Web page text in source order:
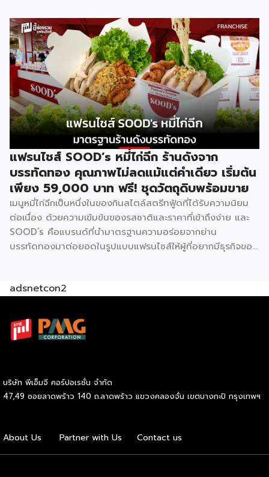
GMF คือการลงทุนที่ไม่สูง ไม่ต้องกังวลเรื่องการคิดสูตรอาหาร
เพราะทุกอย่างมีมาตรฐานจากฟาร์มเฮ้าส์รองรับอยู่แล้ว เหมาะกับ
ผู้ที่อยากมีธุรกิจของตัวเองแต่ไม่มีพื้นฐานด้านการทำอาหาร รู้จัก
Good Morning Farmhouse ก่อนตัดสินใจ Good Morning
Farmhouse เป็นโครงการแฟรนไชส์ภายใต้บริษัทฟาร์มเฮ้าส์ ที่
เปิดโอกาสให้ผู้สนใจมีธุรกิจเป็นของตัวเอง ประกอบการได้ในเวลา
สั้นๆ โดยผู้ร่วมค้าจะได้รับสิทธิ์พิเศษในการซื้อส่วนผสมแซนด์วิช
สูตรเฉพาะจากฟาร์มเฮ้าส์โดยตรง พร้อมการสนับสนุนด้าน
อุปกรณ์ วัตถุดิบ และการอบรมทักษะการทำแซนด์วิชอย่างถูกวิธี
ตามหลักสุขาภิบาลและอนามัย เมนูของแบรนด์มีให้เลือกถึง 8 ไส้
ได้แก่ แซนด์วิชโฮลวีตไส้แฮมหมูหยอง ไส้แฮม ไส้ปูอัด ไส้ไข่ดาว
หมูหยองพริกเผา ไส้เทสตี้แฮม ไส้ทูน่าหมูหยอง ไส้ทูน่า และไส้
หมูหยองพริกเผา ครอบคลุมทั้งรสชาติคลาสสิกและรสชาติที่คน
ไทยคุ้นเคย ปรัชญาสำคัญที่ผู้ร่วมค้าต้องยึดถือคือ “แซนด์วิชมี
คุณภาพ ใหม่ สด สะอาด อร่อย” ภายใต้มาตรฐานของฟาร์มเฮ้าส์
ปัจจุบัน GMF ได้รับความนิยมกระจายอยู่ทั่วกรุงเทพฯ และ
ปริมณฑล […]
แฟรนไชส์ SOOD’s หมี่ไก่ฉีก ร้านดังจาก
บรรทัดทอง คุณภาพไม่ลดแม้แต่คำเดียว เริ่มต้น
เพียง 59,000 บาท ฟรี! ชุดวัตถุดิบพร้อมขาย
เมนูหมี่ไก่ฉีกเป็นหนึ่งในของกินสไตล์สตรีทฟู้ดที่ได้รับความนิยม
ต่อเนื่อง ด้วยความเข้มข้นของรสชาติและราคาที่เข้าถึงง่าย และ
SOOD’s คือแบรนด์ที่นำมาตรฐานความอร่อยจากย่าน
บรรทัดทองมาต่อยอดในรูปแบบแฟรนไชส์ให้ผู้ที่อยากมีธุรกิจของ
ทางการ เริ่มต้นเพียง 59,000 บาท ก็สามารถเปิดขายได้ทันที
ก่อนตัดสินใจ จุดขายหลักของ SOOD’s คือความอร่อยแบบต้น
ตำรับ มาตรฐานเดียวกับร้านดังจากบรรทัดทอง แต่นำมาปรับให้
กล่องมีรสชาติสม่ำเสมอไม่ว่าจะสั่งจากสาขาไหน เมนูของแบรนด์
เน้นความเรียบง่ายแต่จัดเต็มด้านรสชาติ ได้แก่ หมี่ไก่ฉีก ไซส์ S
ราคา 69 บาท และไซส์ M ราคา 85 บาท หมี่ไก่แซ่บไซส์ M ราคา
นุ่มกำลังดี เนื้อไก่ฉีกแน่น หมูย่างหอมฉ่ำ […]
adsnetcon2
บริษัท พีเอ็มจี คอร์ปอเรชั่น จำกัด
47,49 ซอยลาดพร้าว 140 ถ.ลาดพร้าว แขวงคลองจั่น เขตบางกะปิ กรุงเทพฯ
About Us Partner with Us Contact us